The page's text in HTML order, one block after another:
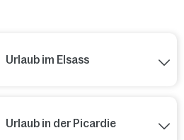
Urlaub im Elsass
Urlaub in der Picardie